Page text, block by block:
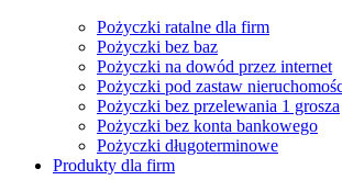
Pożyczki ratalne dla firm
Pożyczki bez baz
Pożyczki na dowód przez internet
Pożyczki pod zastaw
Pożyczki bez przelewania 1 grosza
Pożyczki bez konta bankowego
Pożyczki długoterminowe
Produkty dla firm